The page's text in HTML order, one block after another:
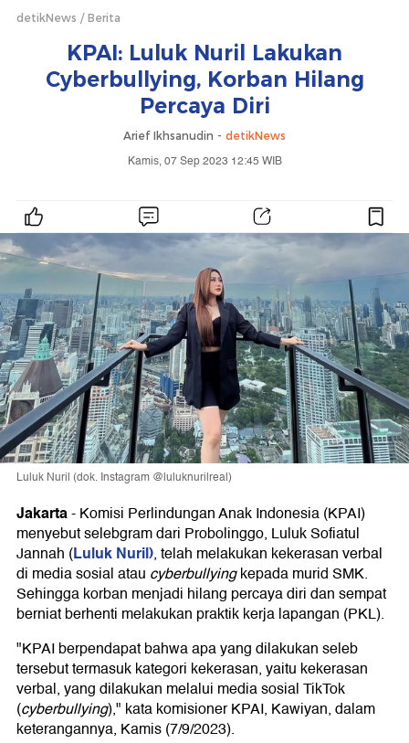
detikNews Berita
KPAI: Luluk Nuril Lakukan
Cyberbullying, Korban Hilang
Percaya Diri
Arief Ikhsanudin - detikNews
Kamis, 07 Sep 2023 12:45 WIB
Luluk Nuril (dok. Instagram @luluknurilreal)
Jakarta-Komisi Perlindungan Anak Indonesia (KPAI)
menyebut selebgram dari Probolinggo, Luluk Sofiatul
Jannah (Luluk Nuril), telah melakukan kekerasan verbal
di media sosial atau cyberbullyingkepada murid SMK.
Sehingga korban menjadi hilang percaya diri dan sempat
berniat berhenti melakukan praktik kerja lapangan (PKL).
"KPAI berpendapat bahwa apa yang dilakukan seleb
tersebut termasuk kategori kekerasan, yaitu kekerasan
verbal, yang dilakukan melalui media sosial TikTok
(cyberbullying)," kata komisioner KPAI, Kawiyan, dalam
keterangannya, Kamis (7/9/2023).